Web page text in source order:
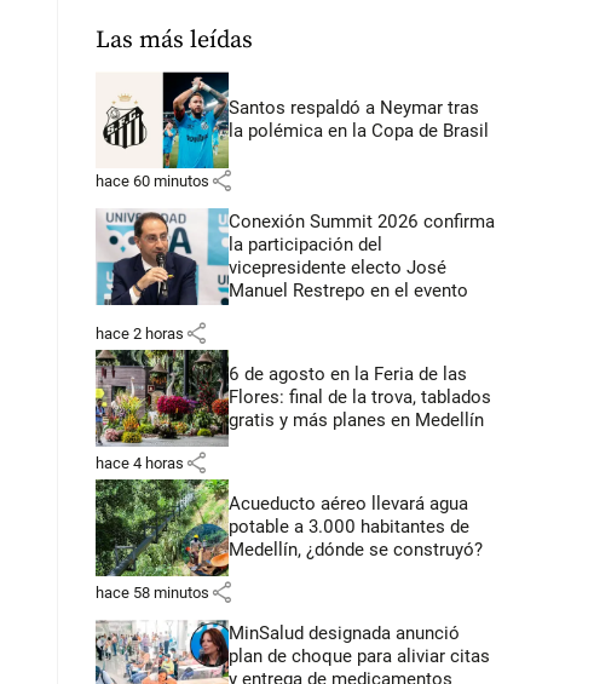
Las más leídas
Santos respaldó a Neymar tras
la polémica en la Copa de Brasil
hace 60 minutos share
Conexión Summit 2026 confirma
la participación del
vicepresidente electo José
Manuel Restrepo en el evento
hace 2 horas share
6 de agosto en la Feria de las
Flores: final de la trova, tablados
gratis y más planes en Medellín
hace 4 horas share
Acueducto aéreo llevará agua
potable a 3.000 habitantes de
Medellín, ¿dónde se construyó?
hace 58 minutos share
MinSalud designada anunció
plan de choque para aliviar citas
y entrega de medicamentos